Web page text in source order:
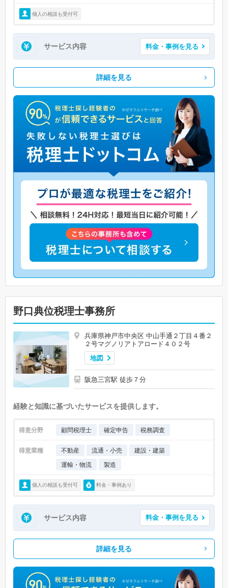
個人の相談も受付可
サービス内容 料金・事例を見る
詳細を見る
野口典位税理士事務所
兵庫県神戸市中央区 中山手通２丁目４番２
２号マグノリアトアロード４０２号
地図
阪急三宮駅 徒歩７分
経験と知識に基づいたサービスを提供します。
得意分野 顧問税理士 確定申告 税務調査
得意業種 不動産 流通・小売
建設・建築
運輸・物流
製造
個人の相談も受付可 料金・事例あり
サービス内容 料金・事例を見る
詳細を見る